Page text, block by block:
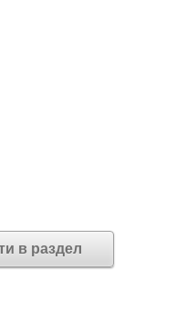
в раздел